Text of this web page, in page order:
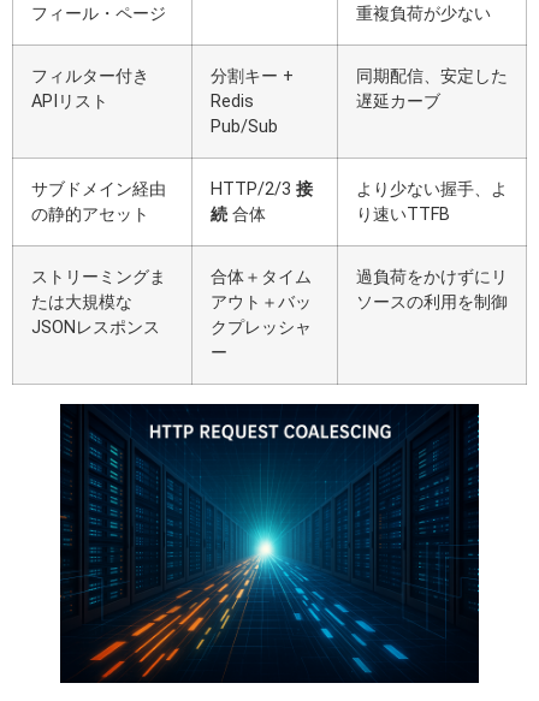
フィール・ページ
重複負荷が少ない
フィルター付き
APIリスト
分割キー +
Redis
Pub/Sub
同期配信、安定した
遅延カーブ
サブドメイン経由
の静的アセット
HTTP/2/3 接
続 合体
より少ない握手、よ
り速いTTFB
ストリーミングま
たは大規模な
JSONレスポンス
合体＋タイム
アウト＋バッ
クプレッシャ
ー
過負荷をかけずにリ
ソースの利用を制御